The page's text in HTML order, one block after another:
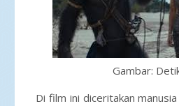
Gambar:
Di film ini diceritakan